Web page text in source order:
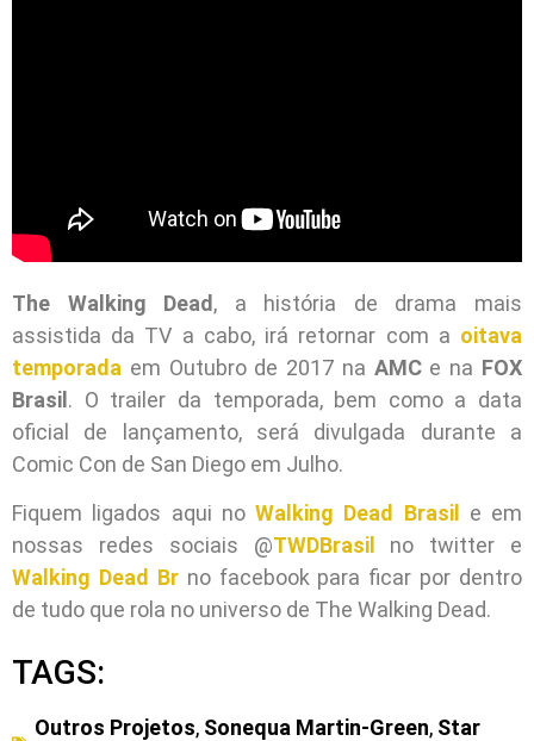
The Walking Dead , a história de drama mais
assistida da TV a cabo, irá retornar com a oitava
temporada em Outubro de 2017 na AMCe na FOX
Brasil . O trailer da temporada, bem como a data
oficial de lançamento, será divulgada durante a
Comic Con de San Diego em Julho.
Fiquem ligados aqui no Walking Dead Brasil
e em
nossas redes sociais @TWDBrasil
no twitter e
Walking Dead Brno facebook para ficar por dentro
de tudo que rola no universo de The Walking Dead.
TAGS:
Outros Projetos, Sonequa Martin-Green, Star